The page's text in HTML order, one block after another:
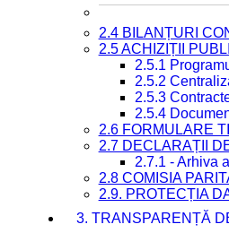
2.4 BILANȚURI
2.5 ACHIZIȚII
2.5.1
2.5.2
2.5.3
2.5.4
2.6 FORMULARE
2.7 DECLARAȚII
2.7.1 - Arhiva
2.8 COMISIA
2.9. PROTECȚIA
3. TRANSPARENȚĂ